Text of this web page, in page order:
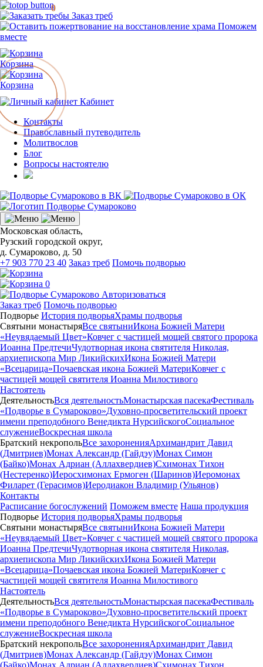
Заказ треб
Поможем
вместе
Корзина
Корзина
0
Кабинет
Контакты
Православный путеводитель
Молитвослов
Блог
Вопросы настоятелю
Московская область,
Рузский городской округ,
д. Сумароково, д. 50
+7 903 770 23 40 Заказ треб Помочь подворью
0
Авторизоваться
Заказ треб Помочь подворью
Подворье История подворьяХрамы подворья
Святыни монастыряВсе святыниИкона Божией Матери
«Неувядаемый Цвет»Ковчег с частицей мощей святого пророка
Иоанна ПредтечиЧудотворная икона святителя Николая,
архиепископа Мир ЛикийскихИкона Божией Матери
«Всецарица»Почаевская икона Божией МатериКовчег с
частицей мощей святителя Иоанна Милостивого
Настоятель
ДеятельностьВся деятельностьМонастырская пасекаФестиваль
«Подворье в Сумароково»Духовно-просветительский проект
имени преподобного Венедикта НурсийскогоСоциальное
служениеВоскресная школа
Братский некропольВсе захороненияАрхимандрит Давид
(Дмитриев)Монах Александр (Гайдэу)Монах Симон
(Байко)Монах Адриан (Аллахвердиев)Схимонах Тихон
(Нестеренко)Иеросхимонах Ермоген (Шаринов)Иеромонах
Филарет (Герасимов)Иеродиакон Владимир (Ульянов)
Контакты
Расписание богослужений Поможем вместе Наша продукция
Подворье История подворьяХрамы подворья
Святыни монастыряВсе святыниИкона Божией Матери
«Неувядаемый Цвет»Ковчег с частицей мощей святого пророка
Иоанна ПредтечиЧудотворная икона святителя Николая,
архиепископа Мир ЛикийскихИкона Божией Матери
«Всецарица»Почаевская икона Божией МатериКовчег с
частицей мощей святителя Иоанна Милостивого
Настоятель
ДеятельностьВся деятельностьМонастырская пасекаФестиваль
«Подворье в Сумароково»Духовно-просветительский проект
имени преподобного Венедикта НурсийскогоСоциальное
служениеВоскресная школа
Братский некропольВсе захороненияАрхимандрит Давид
(Дмитриев)Монах Александр (Гайдэу)Монах Симон
(Байко)Монах Адриан (Аллахвердиев)Схимонах Тихон